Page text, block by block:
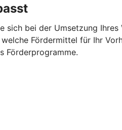
bei der Umsetzung
Fördermittel für Ihr
Förderprogramme.